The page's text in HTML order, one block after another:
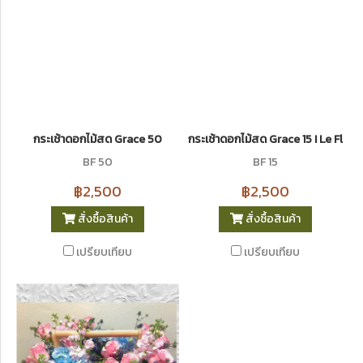
กระเช้าดอกไม้สด Grace 50
BF 50
฿2,500
สั่งซื้อสินค้า
เปรียบเทียบ
กระเช้าดอกไม้สด Grace 15 I Le
BF 15
฿2,500
สั่งซื้อสินค้า
เปรียบเทียบ